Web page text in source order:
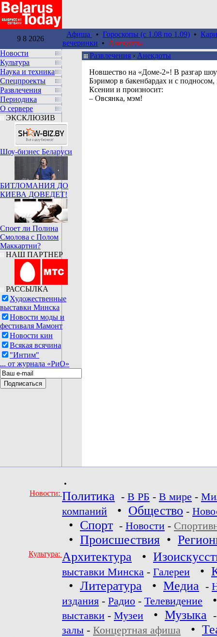
9 8 2026
Афиша • Гороскопы (c 1.08 по 1.09) •
вечеринки • Анекдоты
Новости
Культура
Наука и техника
Спецпроекты
Развлечения
Периодика
О сервере
ЭКСКЛЮЗИВ
Шоу-бизнес Беларуси
БИТЛОМАНИЯ ДО
КИЕВА ДОВЕДЕТ!
Споет ли Полина
Смолова с Полом
Маккартни?
НАШ ПАРТНЕР
РАССЫЛКА
Художественные
выставки Минска
Новости моды и
фестиваля Мамонт
Новости кин
Всякая всячина
"Интим"
... от журнала «РиО»
Развлечения › Анекдоты
Новшество на «Доме-2»! В разгар шоу
Бэримор в бакенбардах и с подносом,
Ксении и произносит:
– Овсянка, мэм!
•
Новости: Политика - В РБ - В мире -
компаний
• Общество -
• Спорт - Новости -
• Происшествия •
Культура: Архитектура •
выставки Минска - Галереи •
• Литература • Медиа -
издания - Радио - Телевидение
выставки - Музеи • Музыка
залы - Концертная афиша •